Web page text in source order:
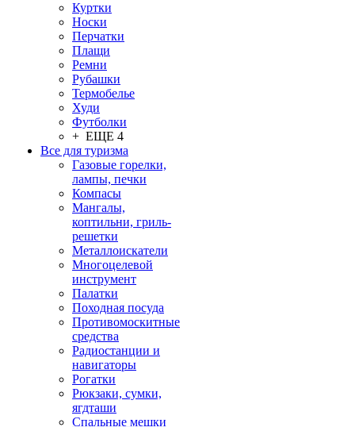
Куртки
Носки
Перчатки
Плащи
Ремни
Рубашки
Термобелье
Худи
Футболки
+ ЕЩЕ 4
Все для туризма
Газовые горелки,
лампы, печки
Компасы
Мангалы,
коптильни, гриль-
решетки
Металлоискатели
Многоцелевой
инструмент
Палатки
Походная посуда
Противомоскитные
средства
Радиостанции и
навигаторы
Рогатки
Рюкзаки, сумки,
ягдташи
Спальные мешки